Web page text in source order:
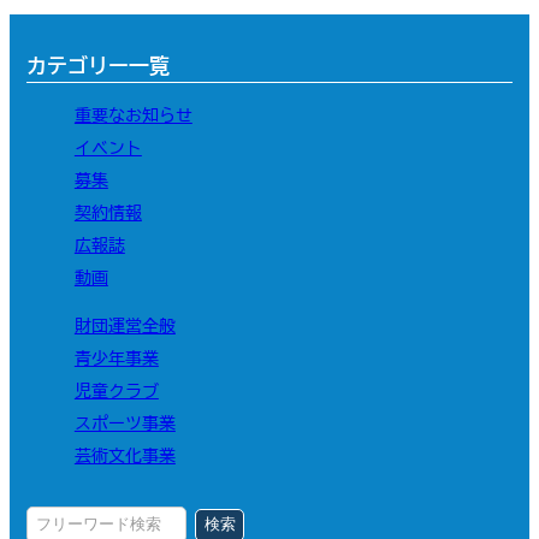
カテゴリー一覧
重要なお知らせ
イベント
募集
契約情報
広報誌
動画
財団運営全般
青少年事業
児童クラブ
スポーツ事業
芸術文化事業
検索